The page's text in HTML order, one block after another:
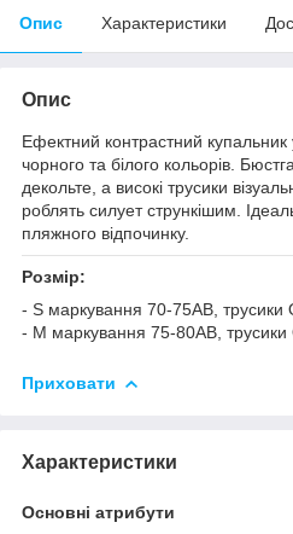
Опис Характеристики
Опис
Ефектний контрастний
чорного та білого кольорів.
декольте, а високі трусики
роблять силует стрункішим.
пляжного відпочинку.
Розмір:
- S маркування 70-75АВ,
- M маркування 75-80АВ,
Приховати
Характеристики
Основні атрибути